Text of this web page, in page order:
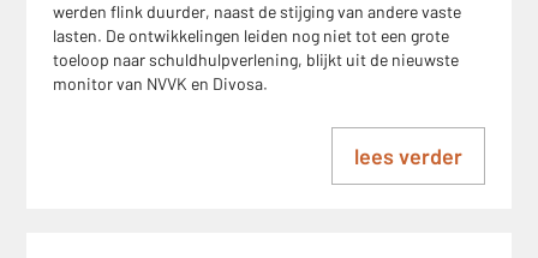
werden flink duurder, naast de stijging van andere vaste
lasten. De ontwikkelingen leiden nog niet tot een grote
toeloop naar schuldhulpverlening, blijkt uit de nieuwste
monitor van NVVK en Divosa.
lees verder